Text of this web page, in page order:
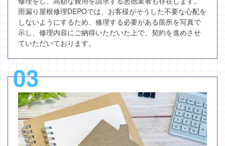
雨漏り屋根修理DEPOでは、お客様がそうした不要な心配を
しないようにするため、修理する必要がある箇所を写真で
示し、修理内容にご納得いただいた上で、契約を進めさせ
ていただいております。
03